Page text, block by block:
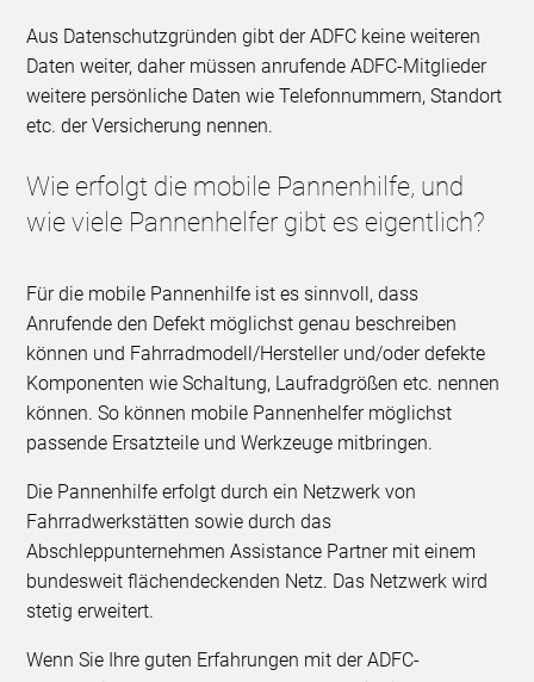
Aus Datenschutzgründen gibt der ADFC keine weiteren
Daten weiter, daher müssen anrufende ADFC-Mitglieder
weitere persönliche Daten wie Telefonnummern, Standort
etc. der Versicherung nennen.
Wie erfolgt die mobile Pannenhilfe, und
wie viele Pannenhelfer gibt es eigentlich?
Für die mobile Pannenhilfe ist es sinnvoll, dass
Anrufende den Defekt möglichst genau beschreiben
können und Fahrradmodell/Hersteller und/oder defekte
Komponenten wie Schaltung, Laufradgrößen etc. nennen
können. So können mobile Pannenhelfer möglichst
passende Ersatzteile und Werkzeuge mitbringen.
Die Pannenhilfe erfolgt durch ein Netzwerk von
Fahrradwerkstätten sowie durch das
Abschleppunternehmen Assistance Partner mit einem
bundesweit flächendeckenden Netz. Das Netzwerk wird
stetig erweitert.
Wenn Sie Ihre guten Erfahrungen mit der ADFC-